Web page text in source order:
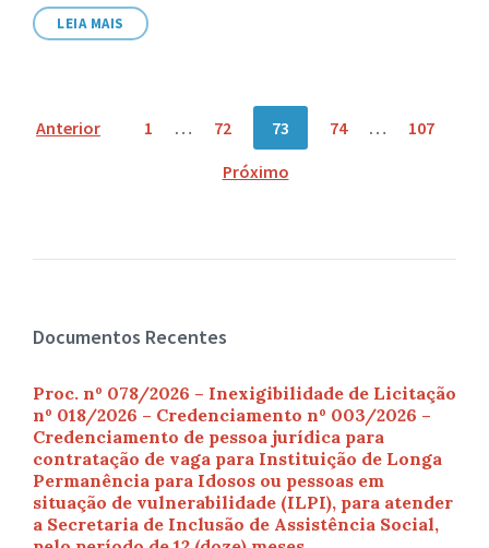
LEIA MAIS
Navegação
Anterior 1 … 72 73 74 …
107
Próximo
Documentos Recentes
Proc. nº 078/2026 – Inexigibilidade de Licitação
nº 018/2026 – Credenciamento nº 003/2026 –
Credenciamento de pessoa jurídica para
contratação de vaga para Instituição de Longa
Permanência para Idosos ou pessoas em
situação de vulnerabilidade (ILPI), para atender
a Secretaria de Inclusão de Assistência Social,